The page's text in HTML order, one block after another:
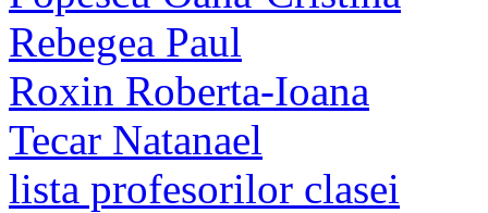
Rebegea Paul
Roxin Roberta-Ioana
Tecar Natanael
lista profesorilor clasei